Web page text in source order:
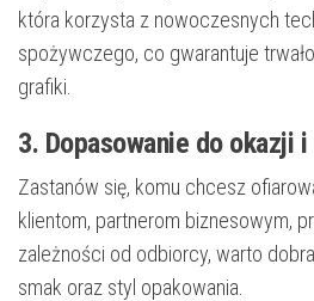
która korzysta z nowoczesnych
spożywczego, co gwarantuje
grafiki.
3. Dopasowanie do okazji
Zastanów się, komu chcesz
klientom, partnerom biznesowym,
zależności od odbiorcy, warto
smak oraz styl opakowania.